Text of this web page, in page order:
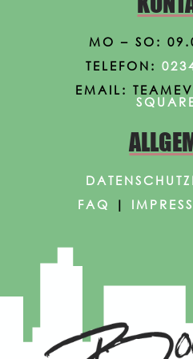
MO – SO:
TELEFON:
EMAIL:
FAQ
|